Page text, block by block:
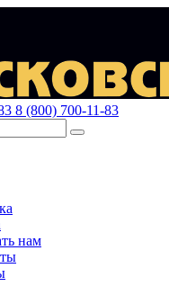
8 (800) 700-11-83
нам